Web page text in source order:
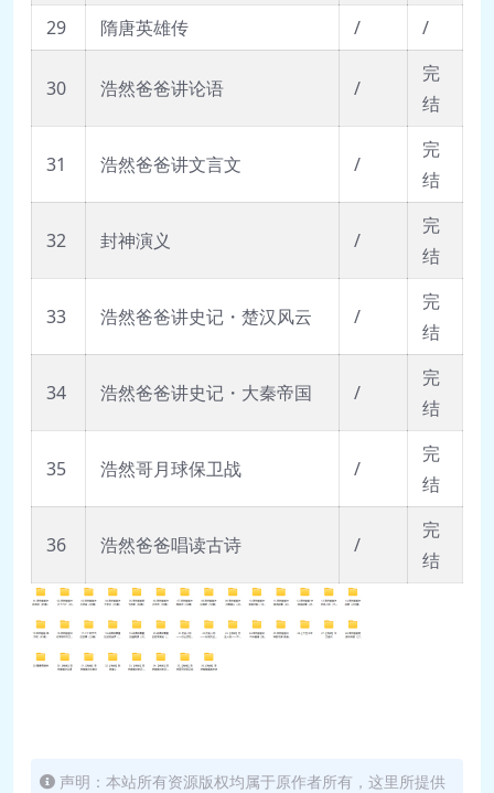
29 隋唐英雄传 / /
30 浩然爸爸讲论语 /
完
结
31 浩然爸爸讲文言文 /
完
结
32 封神演义 /
完
结
33 浩然爸爸讲史记・楚汉风云 /
完
结
34 浩然爸爸讲史记・大秦帝国 /
完
结
35 浩然哥月球保卫战 /
完
结
36 浩然爸爸唱读古诗 /
完
结
声明：本站所有资源版权均属于原作者所有，这里所提供